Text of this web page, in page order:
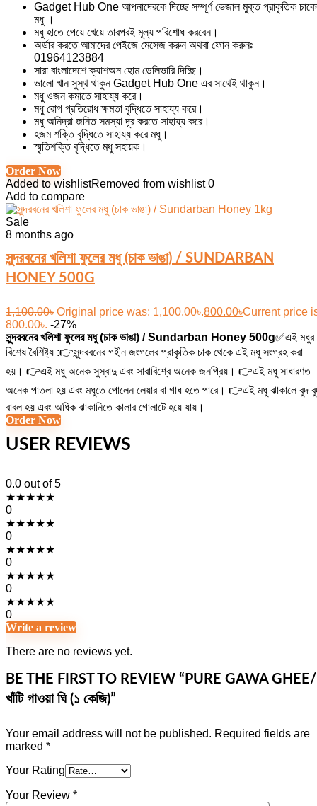
Gadget Hub One আপনাদেরকে দিচ্ছে সম্পূর্ণ ভেজাল মুক্ত প্রাকৃতিক
মধু ।
মধু হাতে পেয়ে খেয়ে তারপরই মূল্য পরিশোধ করবেন।
অর্ডার করতে আমাদের পেইজে মেসেজ করুন অথবা ফোন করুনঃ
01964123884
সারা বাংলাদেশে ক্যাশঅন হোম ডেলিভারি দিচ্ছি।
ভালো খান সুস্থ থাকুন Gadget Hub One এর সাথেই থাকুন।
মধু ওজন কমাতে সাহায্য করে।
মধু রোগ প্রতিরোধ ক্ষমতা বৃদ্ধিতে সাহায্য করে।
মধু অনিদ্রা জনিত সমস্যা দূর করতে সাহায্য করে।
হজম শক্তি বৃদ্ধিতে সাহায্য করে মধু।
স্মৃতিশক্তি বৃদ্ধিতে মধু সহায়ক।
Order Now
Added to wishlistRemoved from wishlist 0
Add to compare
Sale
8 months ago
সুন্দরবনের খলিশা ফুলের মধু (চাক ভাঙা) / SUNDARBAN
HONEY 500G
1,100.00৳ Original price was: 1,100.00৳.800.00৳Current price
800.00৳. -27%
সুন্দরবনের খলিশা ফুলের মধু (চাক ভাঙা) / Sundarban Honey 500g✅এই মধুর
বিশেষ বৈশিষ্ট্য :👉সুন্দরবনের গহীন জংগলের প্রাকৃতিক চাক থেকে এই মধু সংগ্রহ করা
হয়। 👉এই মধু অনেক সুস্বাদু এবং সারাবিশ্বে অনেক জনপ্রিয়। 👉এই মধু সাধারণত
অনেক পাতলা হয় এবং মধুতে পোলেন লেয়ার বা গাধ হতে পারে। 👉এই মধু ঝাকালে বুদ
বাবল হয় এবং অধিক ঝাকানিতে কালার গোলাটে হয়ে যায়।
Order Now
USER REVIEWS
0.0 out of 5
★★★★★
0
★★★★★
0
★★★★★
0
★★★★★
0
★★★★★
0
Write a review
There are no reviews yet.
BE THE FIRST TO REVIEW “PURE GAWA GHEE/
খাঁটি গাওয়া ঘি (১ কেজি)”
Your email address will not be published. Required fields are
marked *
Your Rating
Your Review *